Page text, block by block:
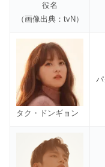
役名
（画像出典：tvN）
タク・ドンギョン